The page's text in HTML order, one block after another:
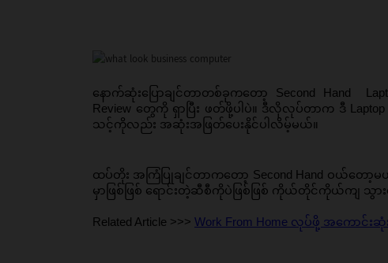
နောက်ဆုံးပြောချင်တာတစ်ခုကတော့ Second Hand
Review တွေကို ရှာပြီး ဖတ်ဖို့ပါပဲ။ ဒီလိုလုပ်တာက ဒီ
သင့်ကိုလည်း အဆုံးအဖြတ်ပေးနိုင်ပါလိမ့်မယ်။
ထပ်တိုး အကြံပြုချင်တာကတော့ Second Hand ဝယ်တ
မှာဖြစ်ဖြစ် ရောင်းတဲ့ဆီစီကိုပဲဖြစ်ဖြစ် ကိုယ်တိုင်ကိုယ်ကျ သွာ
Related Article >>> Work From Home လုပ်ဖို့ အကောင်းဆုံး